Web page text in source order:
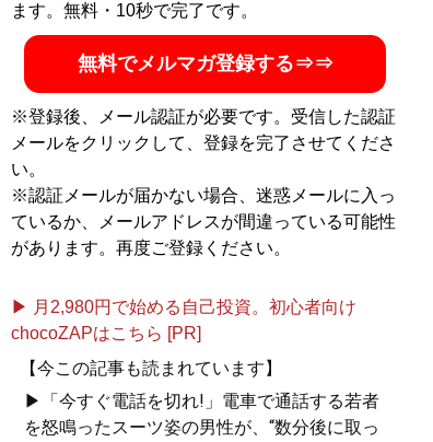
ます。無料・10秒で完了です。
無料でメルマガ登録する⇒⇒
※登録後、メール認証が必要です。受信した認証
メールをクリックして、登録を完了させてくださ
い。
※認証メールが届かない場合、迷惑メールに入っ
ているか、メールアドレスが間違っている可能性
があります。再度ご登録ください。
▶ 月2,980円で始める自己投資。初心者向け
chocoZAPはこちら [PR]
【今この記事も読まれています】
▶「今すぐ電話を切れ!」電車で通話する若者
を怒鳴ったスーツ姿の男性が、“数分後に取っ